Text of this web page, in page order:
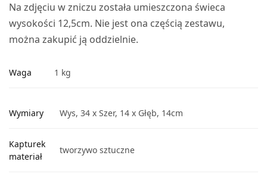
Na zdjęciu w zniczu została umieszczona świeca
wysokości 12,5cm. Nie jest ona częścią zestawu,
można zakupić ją oddzielnie.
Waga 1 kg
Wymiary Wys, 34 x Szer, 14 x Głęb, 14cm
Kapturek
materiał
tworzywo sztuczne